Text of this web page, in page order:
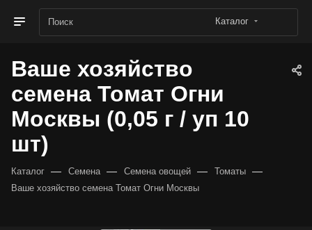
Каталог
Ваше хозяйство
семена Томат Огни
Москвы (0,05 г / уп 10
шт)
Каталог — Семена — Семена овощей — Томаты —
Ваше хозяйство семена Томат Огни Москвы